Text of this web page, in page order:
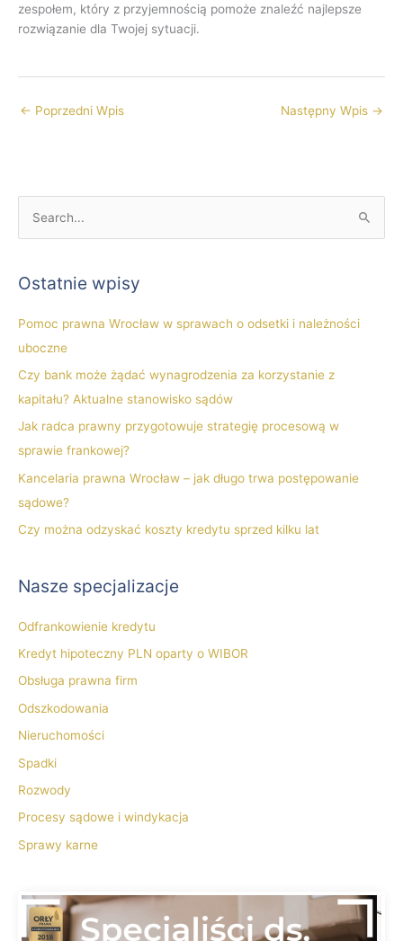
zespołem, który z przyjemnością pomoże znaleźć najlepsze
rozwiązanie dla Twojej sytuacji.
← Poprzedni Wpis Następny Wpis →
k
a
j
Ostatnie wpisy
Pomoc prawna Wrocław w sprawach o odsetki i należności
uboczne
Czy bank może żądać wynagrodzenia za korzystanie z
kapitału? Aktualne stanowisko sądów
Jak radca prawny przygotowuje strategię procesową w
sprawie frankowej?
Kancelaria prawna Wrocław – jak długo trwa postępowanie
sądowe?
Czy można odzyskać koszty kredytu sprzed kilku lat
Nasze specjalizacje
Odfrankowienie kredytu
Kredyt hipoteczny PLN oparty o WIBOR
Obsługa prawna firm
Odszkodowania
Nieruchomości
Spadki
Rozwody
Procesy sądowe i windykacja
Sprawy karne